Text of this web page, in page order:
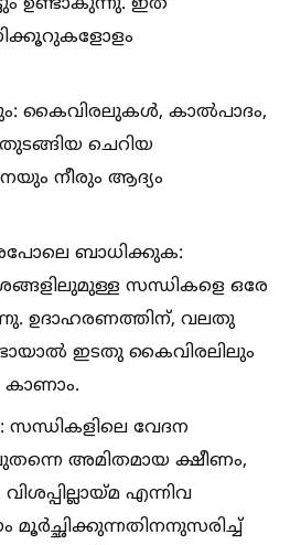
കൈവിരലുകള്‍, കാല്‍പാദം,
ചെറിയ
നീരും ആദ്യം
ബാധിക്കുക:
സന്ധികളെ ഒരേ
ഉദാഹരണത്തിന്, വലതു
ഇടതു കൈവിരലിലും
സന്ധികളിലെ വേദന
അമിതമായ ക്ഷീണം,
എന്നിവ
മൂര്‍ച്ഛിക്കുന്നതിനനുസരിച്ച്‌